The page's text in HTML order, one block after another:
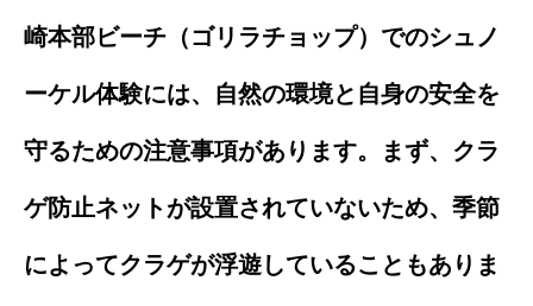
崎本部ビーチ（ゴリラチョップ）でのシュノ
ーケル体験には、自然の環境と自身の安全を
守るための注意事項があります。まず、クラ
ゲ防止ネットが設置されていないため、季節
によってクラゲが浮遊していることもありま